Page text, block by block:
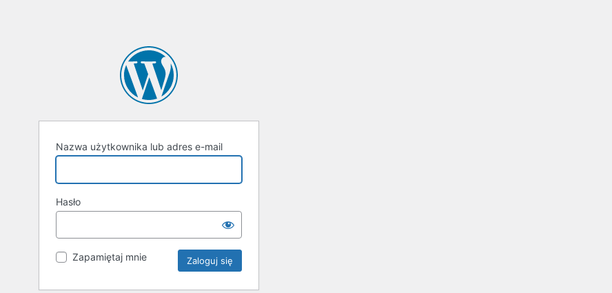
Nazwa użytkownika lub adres e-mail
Hasło
Zapamiętaj mnie